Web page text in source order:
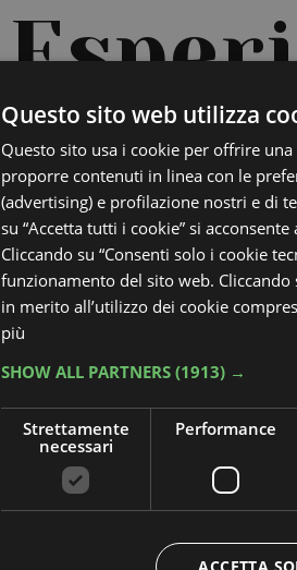
Questo sito web utilizza
Questo sito usa i cookie per offrire
proporre contenuti in linea con le
(advertising) e profilazione nostri e di
su “Accetta tutti i cookie” si
Cliccando su “Consenti solo i cookie
funzionamento del sito web.
in merito all’utilizzo dei cookie
più
SHOW ALL PARTNERS (1913) →
Strettamente
necessari
Performance